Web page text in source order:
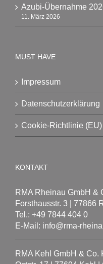
Azubi-Übernahme
11. März 2026
MUST HAVE
Impressum
Datenschutzerklärung
Cookie-Richtlinie (EU)
KONTAKT
RMA Rheinau GmbH &
Forsthausstr. 3 | 77866
Tel.: +49 7844 404 0
E-Mail: info@rma-
RMA Kehl GmbH & Co.